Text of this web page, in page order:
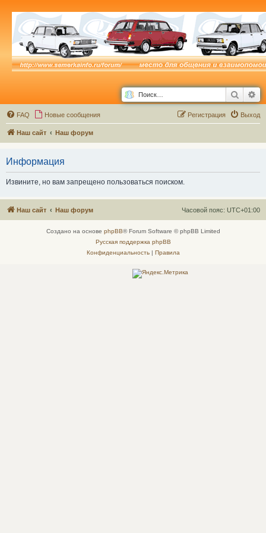
Поиск
FAQ Новые сообщения Выход
Регистрация
Наш сайт Наш форум
Информация
Извините, но вам запрещено пользоваться поиском.
Наш сайт Наш форум Часовой пояс: UTC+01:00
Создано на основе phpBB® Forum Software © phpBB Limited
Русская поддержка phpBB
Конфиденциальность| Правила